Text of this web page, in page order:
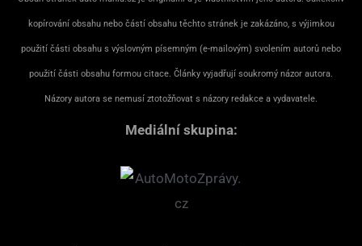
kopírování obsahu nebo částí obsahu těchto stránek je zakázáno, s výjimkou
použití části obsahu s výslovným písemným (e-mailovým) svolením autorů nebo
použití části obsahu formou citace. Články vyjadřují soukromý názor autora.
Názory autora se nemusí ztotožňovat s názory redakce a vydavatele.
Mediální skupina: